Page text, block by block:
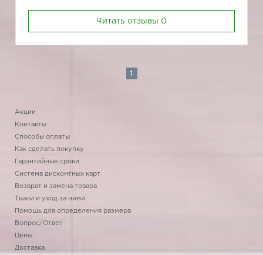
Читать отзывы 0
1
Акции
Контакты
Способы оплаты
Как сделать покупку
Гарантийные сроки
Система дисконтных карт
Возврат и замена товара
Ткани и уход за ними
Помощь для определения размера
Вопрос/Ответ
Цены
Доставка